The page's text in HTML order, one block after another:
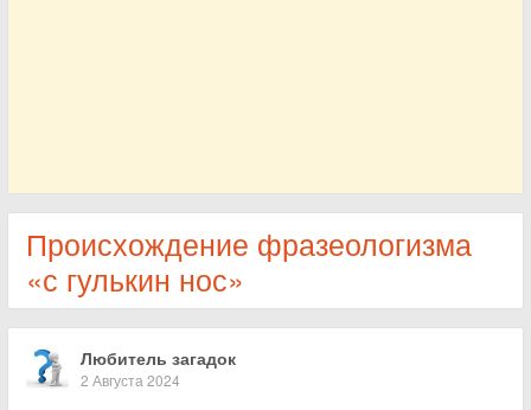
Происхождение фразеологизма
«с гулькин нос»
Любитель загадок
2 Августа 2024